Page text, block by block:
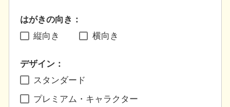
はがきの向き：
縦向き
横向き
デザイン：
スタンダード
プレミアム・キャラクター